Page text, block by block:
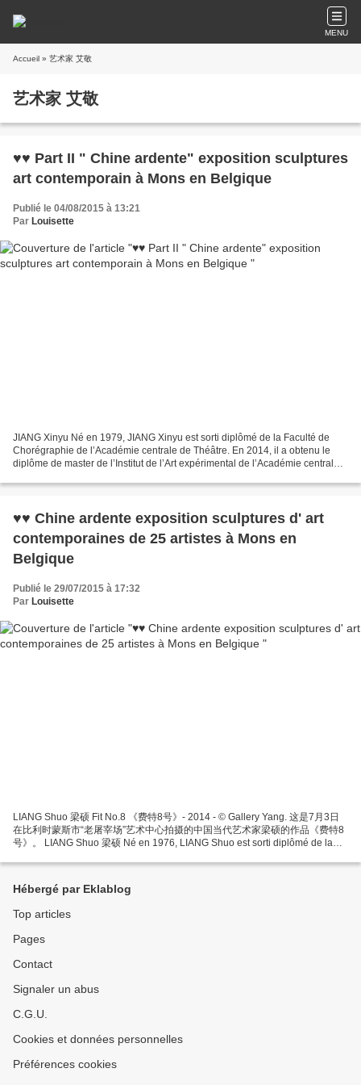
MENU
Accueil » 艺术家 艾敬
艺术家 艾敬
♥♥ Part II " Chine ardente" exposition sculptures
art contemporain à Mons en Belgique
Publié le 04/08/2015 à 13:21
Par Louisette
JIANG Xinyu Né en 1979, JIANG Xinyu est sorti diplômé de la Faculté de
Chorégraphie de l’Académie centrale de Théâtre. En 2014, il a obtenu le
diplôme de master de l’Institut de l’Art expérimental de l’Académie centrale
♥♥ Chine ardente exposition sculptures d' art
contemporaines de 25 artistes à Mons en
Belgique
Publié le 29/07/2015 à 17:32
Par Louisette
LIANG Shuo 梁硕 Fit No.8 《费特8号》- 2014 - © Gallery Yang. 这是7月3日
在比利时蒙斯市“老屠宰场”艺术中心拍摄的中国当代艺术家梁硕的作品《费特8
号》。 LIANG Shuo 梁硕 Né en 1976, LIANG Shuo est sorti diplômé de la
de rejoindre le...
Hébergé par Eklablog
Top articles
Pages
Contact
Signaler un abus
C.G.U.
Cookies et données personnelles
Préférences cookies